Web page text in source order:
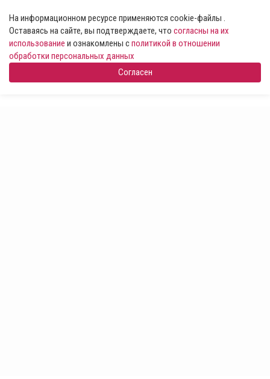
На информационном ресурсе применяются cookie-файлы .
Оставаясь на сайте, вы подтверждаете, что согласны на их
использование и ознакомлены сполитикой в отношении
обработки персональных данных
Согласен